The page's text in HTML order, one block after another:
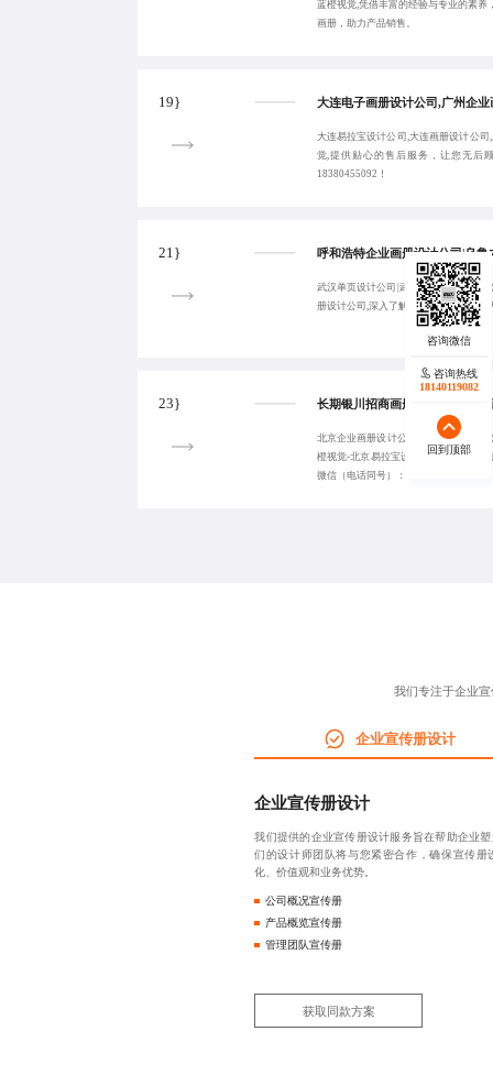
蓝橙视觉,凭借丰富的经验与专业的素养
画册，助力产品销售。
19}
大连易拉宝设计公司,大连画册设计公
觉,提供贴心的售后服务，让您无后
18380455092！
21}
武汉单页设计公司|武汉企业宣传册设
册设计公司,深入了解您的品牌和市场，
23}
北京企业画册设计公司|银川三折页设
橙视觉-北京易拉宝设计公司,提供贴心
微信（电话同号）：18380455092！
我们专注于企业
企业宣传册设计
企业宣传册设计
我们提供的企业宣传册设计服务旨在帮助企业
们的设计师团队将与您紧密合作，确保宣传册
化、价值观和业务优势。
公司概况宣传册
产品概览宣传册
管理团队宣传册
获取同款方案
咨询热线
18140119082
回到顶部